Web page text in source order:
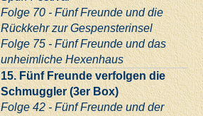
Folge 70 - Fünf Freunde und die
Rückkehr zur Gespensterinsel
Folge 75 - Fünf Freunde und das
unheimliche Hexenhaus
15. Fünf Freunde verfolgen die
Schmuggler (3er Box)
Folge 42 - Fünf Freunde und der